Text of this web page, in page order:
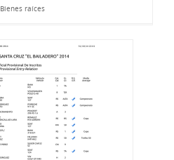
Bienes raíces